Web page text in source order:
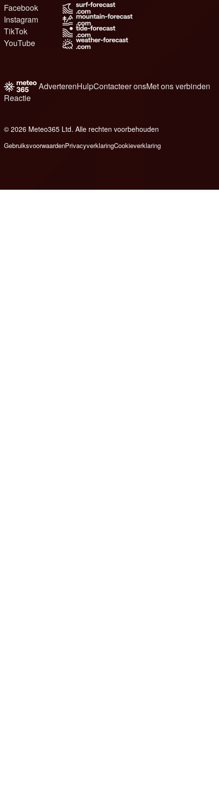
Facebook
Instagram
TikTok
YouTube
AdverterenHulpContacteer onsMet ons verbinden
Reactie
© 2026 Meteo365 Ltd. Alle rechten voorbehouden
GebruiksvoorwaardenPrivacyverklaringCookieverklaring